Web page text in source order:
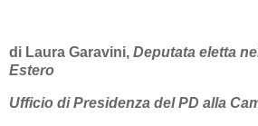
di Laura Garavini, Deputata eletta
Estero
Ufficio di Presidenza del PD alla